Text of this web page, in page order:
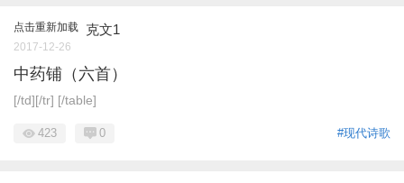
点击重新加载 克文1
2017-12-26
中药铺（六首）
[/td][/tr] [/table]
#现代诗歌
423 0